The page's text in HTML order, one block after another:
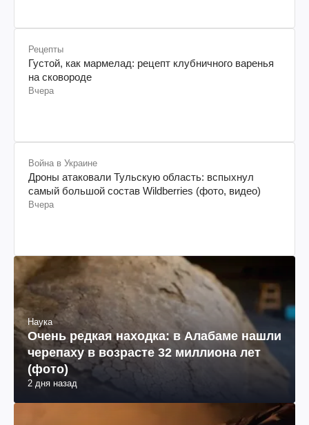
Рецепты
Густой, как мармелад: рецепт клубничного варенья
на сковороде
Вчера
Война в Украине
Дроны атаковали Тульскую область: вспыхнул
самый большой состав Wildberries (фото, видео)
Вчера
Наука
Очень редкая находка: в Алабаме нашли
черепаху в возрасте 32 миллиона лет
(фото)
2 дня назад